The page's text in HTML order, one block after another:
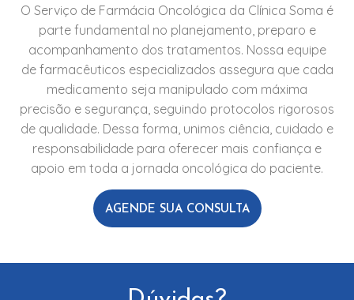
O Serviço de Farmácia Oncológica da Clínica Soma é
parte fundamental no planejamento, preparo e
acompanhamento dos tratamentos. Nossa equipe
de farmacêuticos especializados assegura que cada
medicamento seja manipulado com máxima
precisão e segurança, seguindo protocolos rigorosos
de qualidade. Dessa forma, unimos ciência, cuidado e
responsabilidade para oferecer mais confiança e
apoio em toda a jornada oncológica do paciente.
AGENDE SUA CONSULTA